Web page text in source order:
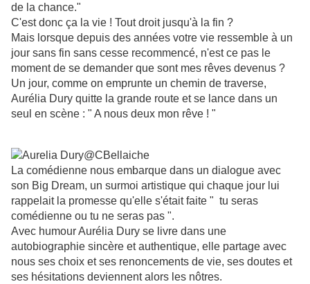
de la chance."
C'est donc ça la vie ! Tout droit jusqu'à la fin ?
Mais lorsque depuis des années votre vie ressemble à un
jour sans fin sans cesse recommencé, n'est ce pas le
moment de se demander que sont mes rêves devenus ?
Un jour, comme on emprunte un chemin de traverse,
Aurélia Dury quitte la grande route et se lance dans un
seul en scène : " A nous deux mon rêve ! "
La comédienne nous embarque dans un dialogue avec
son Big Dream, un surmoi artistique qui chaque jour lui
rappelait la promesse qu'elle s'était faite " tu seras
comédienne ou tu ne seras pas ".
Avec humour Aurélia Dury se livre dans une
autobiographie sincère et authentique, elle partage avec
nous ses choix et ses renoncements de vie, ses doutes et
ses hésitations deviennent alors les nôtres.